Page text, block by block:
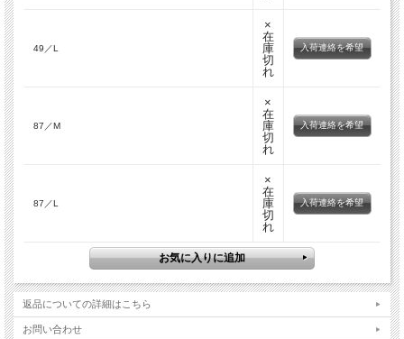
49／L
×
在
庫
切
れ
入荷連絡を希望
87／M
×
在
庫
切
れ
入荷連絡を希望
87／L
×
在
庫
切
れ
入荷連絡を希望
返品についての詳細はこちら
お問い合わせ